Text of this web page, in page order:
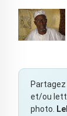
et/ou
photo.